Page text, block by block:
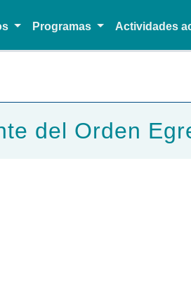
Programas Actividades
del Orden